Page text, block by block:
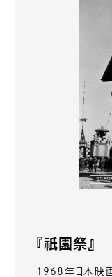
『祇園祭』
1968年日本映